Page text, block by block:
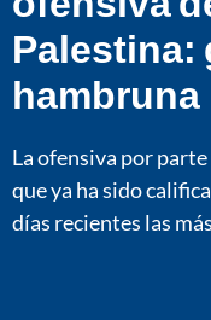
Palestina:
hambruna
La ofensiva por parte
que ya ha sido
días recientes las